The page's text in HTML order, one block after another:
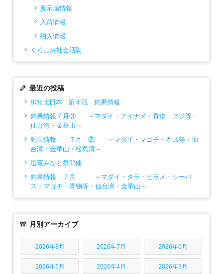
展示場情報
入荷情報
納入情報
くろしお社会活動
最近の投稿
BOL北日本 第４戦 釣果情報
釣果情報７月③ ～マダイ・アイナメ・青物・アジ等・
仙台湾・金華山～
釣果情報 ７月 ② ～マダイ・マゴチ・キス等・仙
台湾・金華山・松島湾～
塩竃みなと祭開催
釣果情報 ７月 ～マダイ・タラ・ヒラメ・シーバ
ス・マゴチ・青物等・仙台湾・金華山～
月別アーカイブ
2026年8月 2026年7月 2026年6月
2026年5月 2026年4月 2026年3月